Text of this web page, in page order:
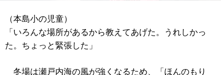
（本島小の児童）
「いろんな場所があるから教えてあげた。うれしかっ
た。ちょっと緊張した」
冬場は瀬戸内海の風が強くなるため、「ほんのもり